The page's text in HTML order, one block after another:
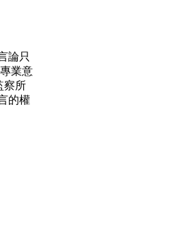
論只
業意
察所
的權